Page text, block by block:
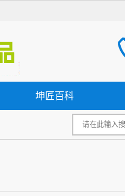
坤匠百科